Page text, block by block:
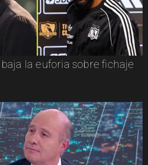
la euforia sobre fichaje